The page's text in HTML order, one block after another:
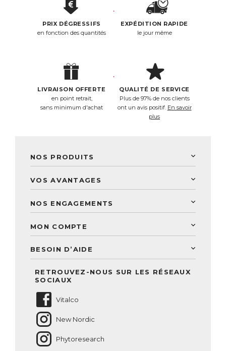
PRIX DÉGRESSIFS
en fonction des quantités
EXPÉDITION RAPIDE
le jour même
LIVRAISON OFFERTE
en point retrait,
sans minimum d'achat
QUALITÉ DE SERVICE
Plus de 97% de nos clients
ont un avis positif. En savoir
plus
NOS PRODUITS
Laboratoire Landais
Découvrez le catalogue
VOS AVANTAGES
Paiement sécurisé
Conseils personnalisés
NOS ENGAGEMENTS
Conseil personnalisé
MON COMPTE
BESOIN D’AIDE
Nous contacter
RETROUVEZ-NOUS SUR LES RÉSEAUX
SOCIAUX
Vitalco
New Nordic
Phytoresearch